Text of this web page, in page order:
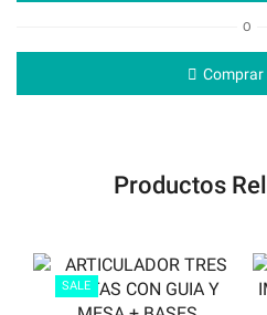
O
Comprar
Productos
SALE